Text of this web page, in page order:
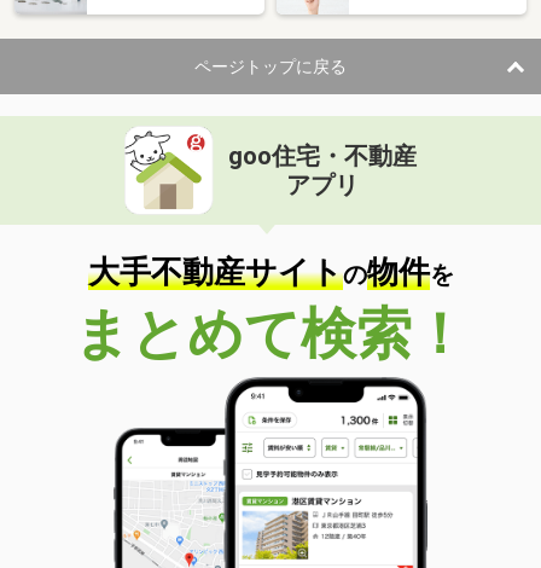
ページトップに戻る
goo住宅・不動産
アプリ
大手不動産サイトの物件を
まとめて検索！